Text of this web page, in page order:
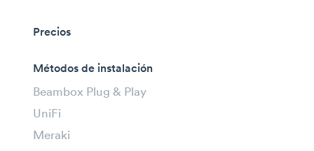
Precios
Métodos de instalación
Beambox Plug & Play
UniFi
Meraki